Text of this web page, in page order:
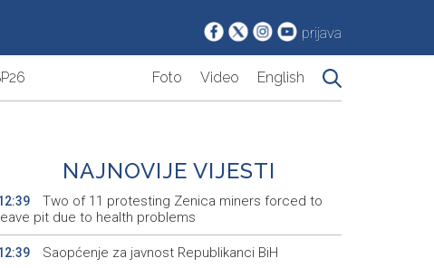
prijava
Foto Video English
NAJNOVIJE VIJESTI
Two of 11 protesting Zenica miners forced to
pit due to health problems
Saopćenje za javnost Republikanci BiH